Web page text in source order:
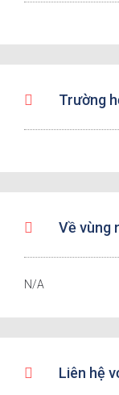
Trường
Về vùng
N/A
Liên hệ